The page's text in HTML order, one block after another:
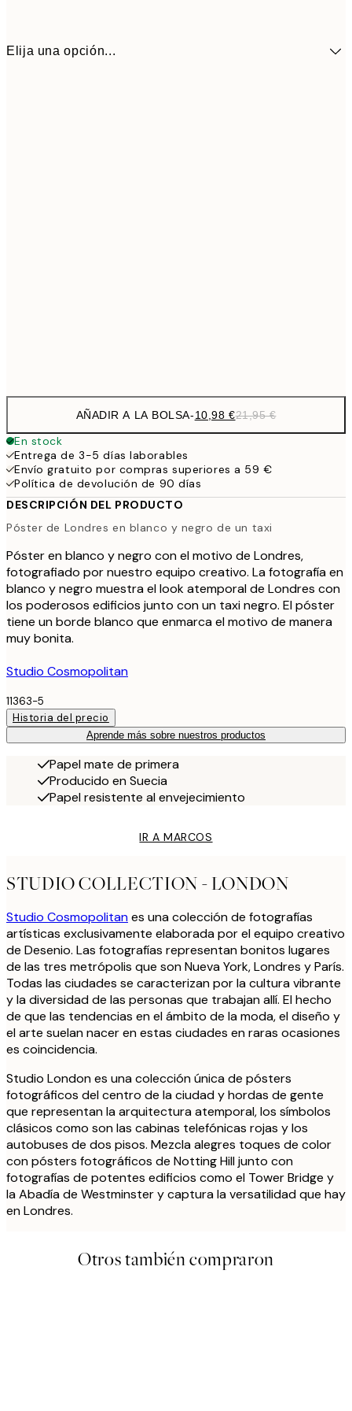
Elija una opción...
AÑADIR A LA BOLSA-10,98 €21,95 €
En stock
Entrega de 3-5 días laborables
Envío gratuito por compras superiores a 59 €
Política de devolución de 90 días
DESCRIPCIÓN DEL PRODUCTO
Póster de Londres en blanco y negro de un taxi
Póster en blanco y negro con el motivo de Londres,
fotografiado por nuestro equipo creativo. La fotografía en
blanco y negro muestra el look atemporal de Londres con
los poderosos edificios junto con un taxi negro. El póster
tiene un borde blanco que enmarca el motivo de manera
muy bonita.
Studio Cosmopolitan
11363-5
Historia del precio
Aprende más sobre nuestros productos
Papel mate de primera
Producido en Suecia
Papel resistente al envejecimiento
IR A MARCOS
STUDIO COLLECTION - LONDON
Studio Cosmopolitanes una colección de fotografías
artísticas exclusivamente elaborada por el equipo creativo
de Desenio. Las fotografías representan bonitos lugares
de las tres metrópolis que son Nueva York, Londres y París.
Todas las ciudades se caracterizan por la cultura vibrante
y la diversidad de las personas que trabajan allí. El hecho
de que las tendencias en el ámbito de la moda, el diseño y
el arte suelan nacer en estas ciudades en raras ocasiones
es coincidencia.
Studio London es una colección única de pósters
fotográficos del centro de la ciudad y hordas de gente
que representan la arquitectura atemporal, los símbolos
clásicos como son las cabinas telefónicas rojas y los
autobuses de dos pisos. Mezcla alegres toques de color
con pósters fotográficos de Notting Hill junto con
fotografías de potentes edificios como el Tower Bridge y
la Abadía de Westminster y captura la versatilidad que hay
en Londres.
Otros también compraron